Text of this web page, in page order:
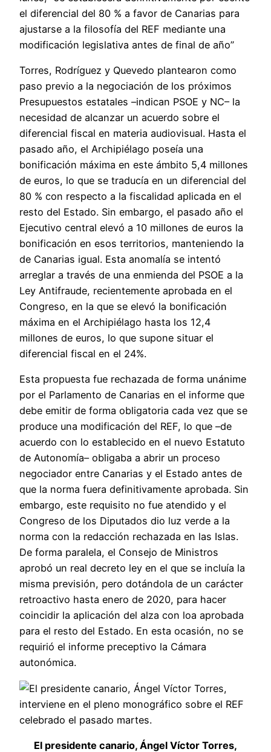
el diferencial del 80 % a favor de Canarias para
ajustarse a la filosofía del REF mediante una
modificación legislativa antes de final de año”
Torres, Rodríguez y Quevedo plantearon como
paso previo a la negociación de los próximos
Presupuestos estatales –indican PSOE y NC– la
necesidad de alcanzar un acuerdo sobre el
diferencial fiscal en materia audiovisual. Hasta el
pasado año, el Archipiélago poseía una
bonificación máxima en este ámbito 5,4 millones
de euros, lo que se traducía en un diferencial del
80 % con respecto a la fiscalidad aplicada en el
resto del Estado. Sin embargo, el pasado año el
Ejecutivo central elevó a 10 millones de euros la
bonificación en esos territorios, manteniendo la
de Canarias igual. Esta anomalía se intentó
arreglar a través de una enmienda del PSOE a la
Ley Antifraude, recientemente aprobada en el
Congreso, en la que se elevó la bonificación
máxima en el Archipiélago hasta los 12,4
millones de euros, lo que supone situar el
diferencial fiscal en el 24%.
Esta propuesta fue rechazada de forma unánime
por el Parlamento de Canarias en el informe que
debe emitir de forma obligatoria cada vez que se
produce una modificación del REF, lo que –de
acuerdo con lo establecido en el nuevo Estatuto
de Autonomía– obligaba a abrir un proceso
negociador entre Canarias y el Estado antes de
que la norma fuera definitivamente aprobada. Sin
embargo, este requisito no fue atendido y el
Congreso de los Diputados dio luz verde a la
norma con la redacción rechazada en las Islas.
De forma paralela, el Consejo de Ministros
aprobó un real decreto ley en el que se incluía la
misma previsión, pero dotándola de un carácter
retroactivo hasta enero de 2020, para hacer
coincidir la aplicación del alza con loa aprobada
para el resto del Estado. En esta ocasión, no se
requirió el informe preceptivo la Cámara
autonómica.
El presidente canario, Ángel Víctor Torres,